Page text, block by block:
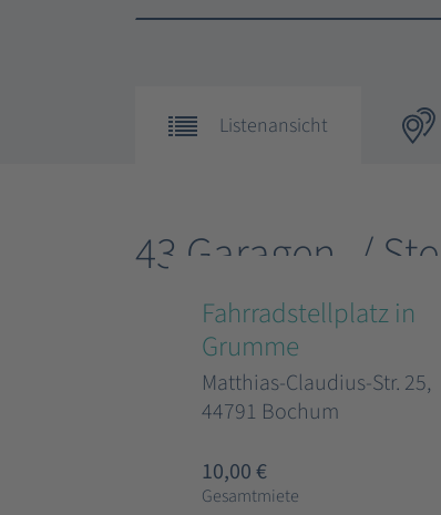
Listenansicht
43 Garagen- /
Fahrradstellplatz in
Grumme
Matthias-Claudius-Str. 25,
44791 Bochum
10,00 €
Gesamtmiete